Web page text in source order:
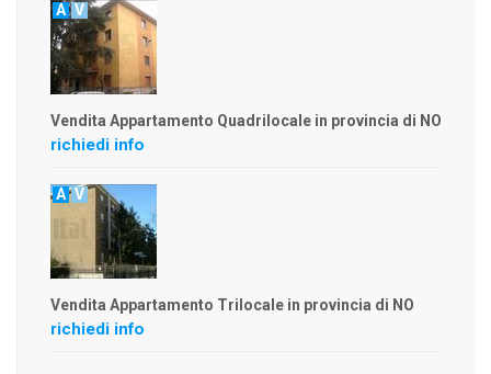
A V
Vendita Appartamento Quadrilocale in provincia di NO
richiedi info
A V
Vendita Appartamento Trilocale in provincia di NO
richiedi info